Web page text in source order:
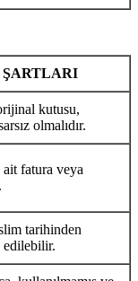
ŞARTLARI
kutusu,
olmalıdır.
fatura veya
tarihinden
edilebilir.